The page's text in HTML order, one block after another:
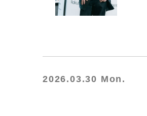
2026.03.30 Mon.